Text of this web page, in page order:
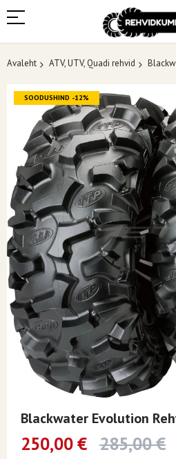
Avaleht ATV, UTV, Quadi rehvid
Skip
images
gallery
SOODUSHIND -12%
beginning
Blackwater Evolution
250,00 € 285,00 €